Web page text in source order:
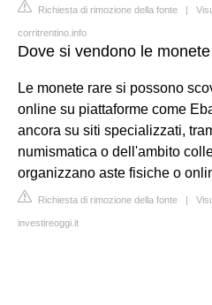
Richiesta di rimozione della fonte |
corritrentino.info
Dove si vendono le
Le monete rare si possono
online su piattaforme come
ancora su siti specializzati,
numismatica o dell'ambito
organizzano aste fisiche o
Richiesta di rimozione della fonte |
investireoggi.it